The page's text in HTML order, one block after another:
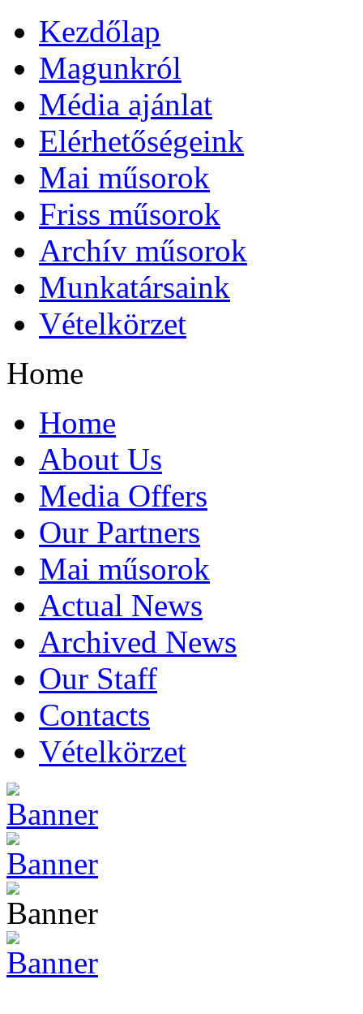
Kezdőlap
Magunkról
Média ajánlat
Elérhetőségeink
Mai műsorok
Friss műsorok
Archív műsorok
Munkatársaink
Vételkörzet
Home
Home
About Us
Media Offers
Our Partners
Mai műsorok
Actual News
Archived News
Our Staff
Contacts
Vételkörzet